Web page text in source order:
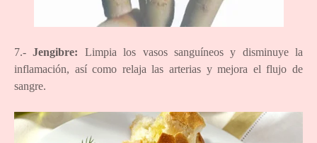
7.-Jengibre: Limpia los vasos sanguíneos y disminuye la
inflamación, así como relaja las arterias y mejora el flujo de
sangre.